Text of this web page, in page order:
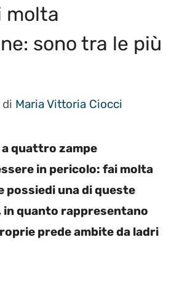
molta
sono tra le più
di Maria Vittoria Ciocci
quattro zampe
in pericolo: fai molta
possiedi una di queste
in quanto rappresentano
prede ambite da ladri